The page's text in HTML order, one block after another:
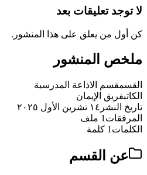
لا توجد تعليقات بعد
كن أول من يعلق على هذا المنشور.
ملخص المنشور
القسمقسم الاذاعة المدرسية
الكاتبفريق الإيمان
تاريخ النشر ١٤ تشرين الأول ٢٠٢٥
المرفقات 1 ملف
الكلمات 1 كلمة
عن القسم